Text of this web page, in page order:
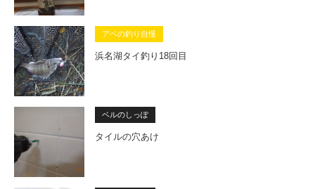
アベの釣り自慢
浜名湖タイ釣り18回目
ベルのしっぽ
タイルの穴あけ